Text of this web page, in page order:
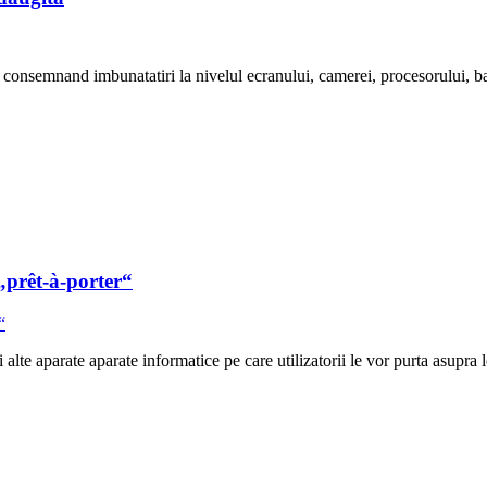
imbunatatiri la nivelul ecranului, camerei, procesorului,
à-porter“
aparate aparate informatice pe care utilizatorii le vor purta asupra